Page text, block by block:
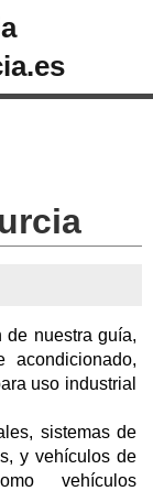
de nuestra guía,
acondicionado,
uso industrial
sistemas de
y vehículos de
vehículos